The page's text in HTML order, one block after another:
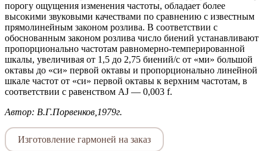
порогу ощущения изменения частоты, обладает более
высокими звуковыми качествами по сравнению с известным
прямолинейным законом розлива. В соответствии с
обоснованным законом розлива число биений устанавливают
пропорционально частотам равномерно-темперированной
шкалы, увеличивая от 1,5 до 2,75 биений/с от «ми» большой
октавы до «си» первой октавы и пропорционально линейной
шкале частот от «си» первой октавы к верхним частотам, в
соответствии с равенством AJ — 0,003 f.
Автор: В.Г.Порвенков,1979г.
Изготовление гармоней на заказ